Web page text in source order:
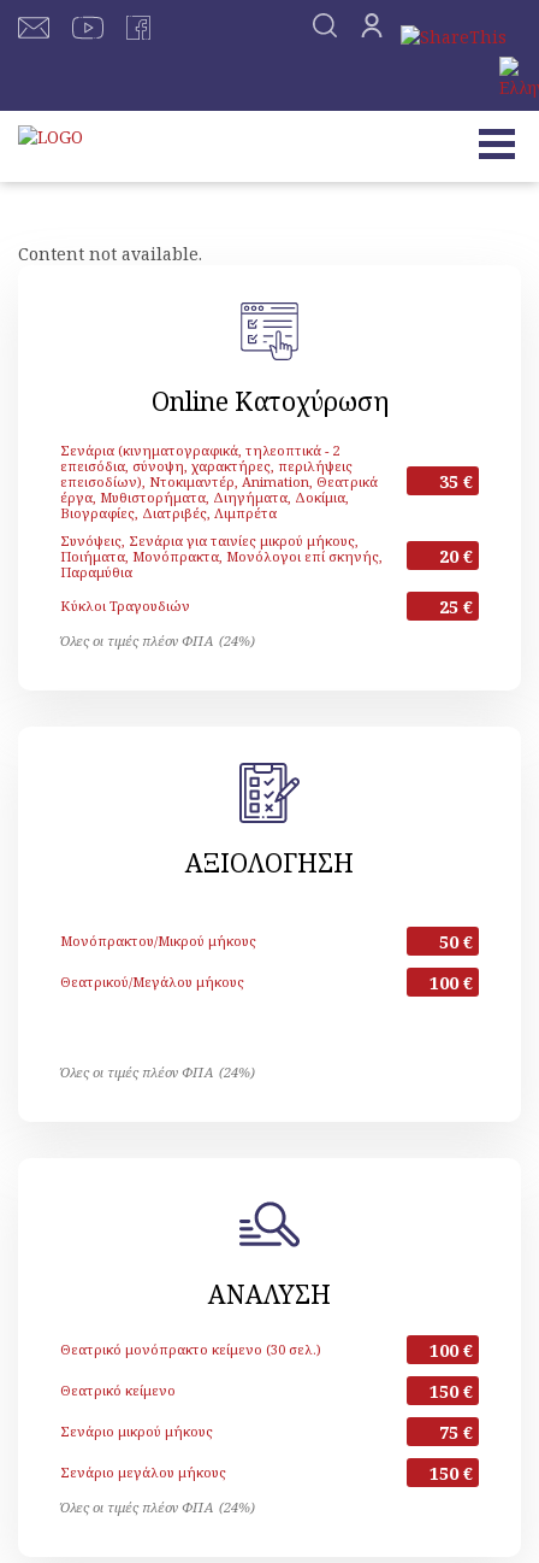
Content not available.
Online Κατοχύρωση
Σενάρια (κινηματογραφικά, τηλεοπτικά - 2
επεισόδια, σύνοψη, χαρακτήρες, περιλήψεις
επεισοδίων), Ντοκιμαντέρ, Animation, Θεατρικά
έργα, Μυθιστορήματα, Διηγήματα, Δοκίμια,
Βιογραφίες, Διατριβές, Λιμπρέτα
35 €
Συνόψεις, Σενάρια για ταινίες μικρού μήκους,
Ποιήματα, Μονόπρακτα, Μονόλογοι επί σκηνής,
Παραμύθια
20 €
Κύκλοι Τραγουδιών 25 €
Όλες οι τιμές πλέον ΦΠΑ (24%)
ΑΞΙΟΛΟΓΗΣΗ
Μονόπρακτου/Μικρού μήκους 50 €
Θεατρικού/Μεγάλου μήκους 100 €
Όλες οι τιμές πλέον ΦΠΑ (24%)
ΑΝΑΛΥΣΗ
Θεατρικό μονόπρακτο κείμενο (30 σελ.) 100 €
Θεατρικό κείμενο 150 €
Σενάριο μικρού μήκους 75 €
Σενάριο μεγάλου μήκους 150 €
Όλες οι τιμές πλέον ΦΠΑ (24%)